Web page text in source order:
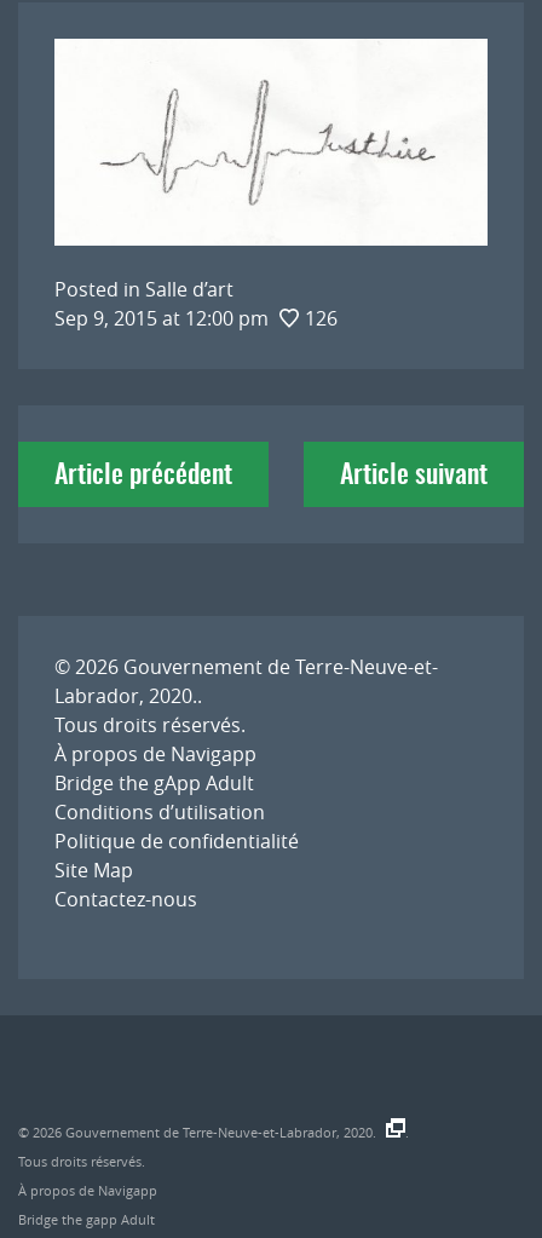
Posted in Salle d’art
Sep 9, 2015 at 12:00 pm
126
Navigation
deArticle précédent Article suivant
© 2026 Gouvernement de Terre-Neuve-et-
Labrador, 2020..
Tous droits réservés.
À propos de Navigapp
Bridge the gApp Adult
Conditions d’utilisation
Politique de confidentialité
Site Map
Contactez-nous
© 2026 Gouvernement de Terre-Neuve-et-Labrador, 2020.
.
Tous droits réservés.
À propos de Navigapp
Bridge the gapp Adult